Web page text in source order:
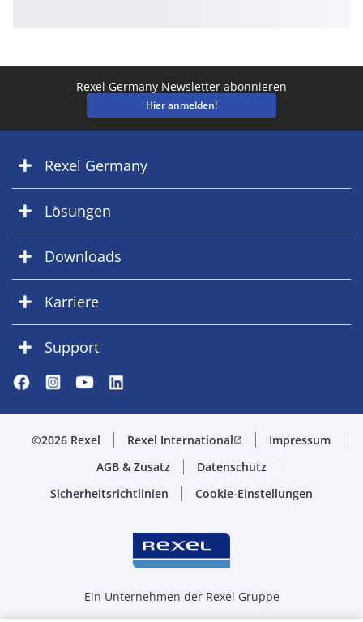
Rexel Germany Newsletter abonnieren
Hier anmelden!
Rexel Germany
Lösungen
Downloads
Karriere
Support
©2026 Rexel Rexel Internationalopen_in_new
Impressum
AGB & Zusatz
Datenschutz
Sicherheitsrichtlinien
Cookie-Einstellungen
Ein Unternehmen der Rexel Gruppe